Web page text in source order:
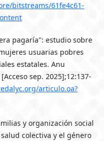
bitstreams/61fe4c61-
pagaría": estudio sobre
usuarias pobres
estatales. Anu
sep. 2025];12:137-
articulo.oa?
y organización social
colectiva y el género